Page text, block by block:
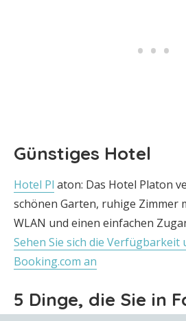
Günstiges Hotel
Hotel Pl aton: Das Hotel Platon
schönen Garten, ruhige Zimmer
WLAN und einen einfachen
Sehen Sie sich die Verfügbarkeit
Booking.com an
5 Dinge, die Sie in